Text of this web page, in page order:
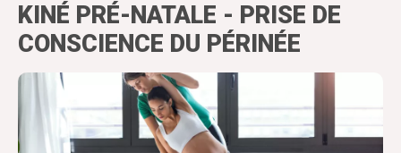
KINÉ PRÉ-NATALE - PRISE DE
CONSCIENCE DU PÉRINÉE